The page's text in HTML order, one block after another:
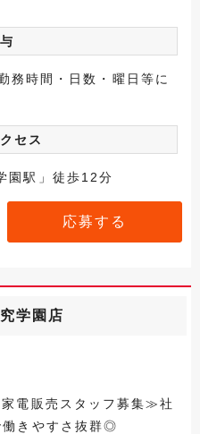
時間・日数・曜日等に
セス
園駅」徒歩12分
応募する
学園店
電販売スタッフ募集≫社
働きやすさ抜群◎